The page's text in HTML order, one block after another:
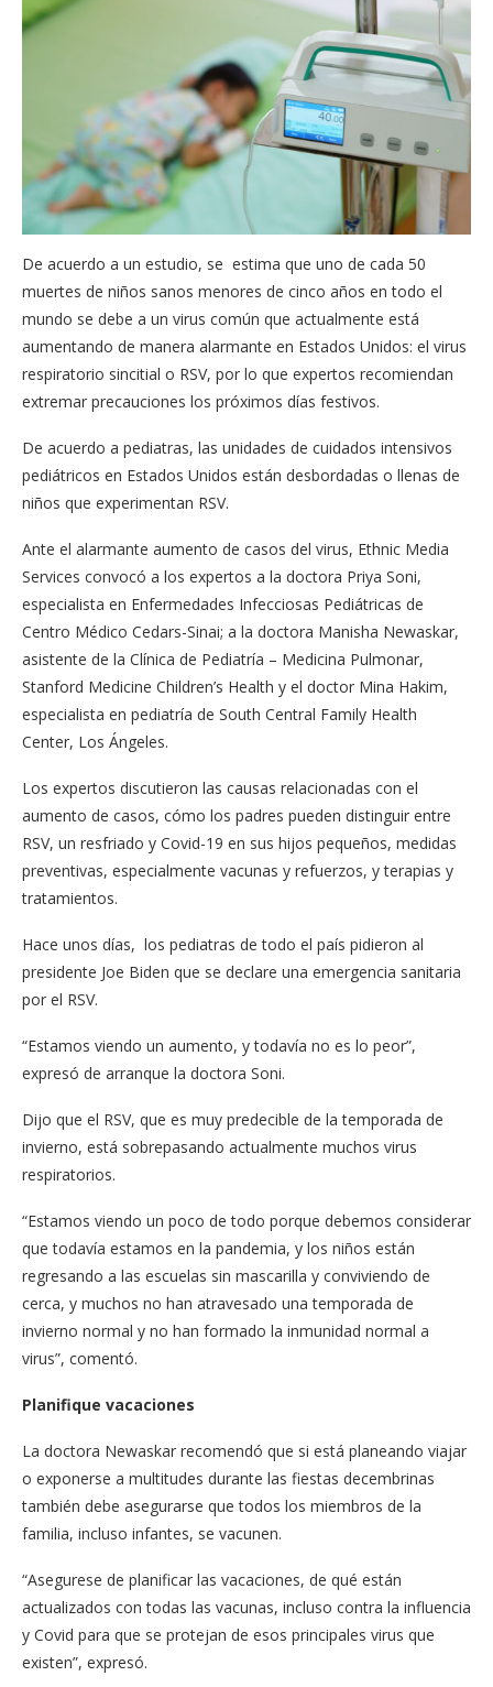
De acuerdo a un estudio, se estima que uno de cada 50
muertes de niños sanos menores de cinco años en todo el
mundo se debe a un virus común que actualmente está
aumentando de manera alarmante en Estados Unidos: el virus
respiratorio sincitial o RSV, por lo que expertos recomiendan
extremar precauciones los próximos días festivos.
De acuerdo a pediatras, las unidades de cuidados intensivos
pediátricos en Estados Unidos están desbordadas o llenas de
niños que experimentan RSV.
Ante el alarmante aumento de casos del virus, Ethnic Media
Services convocó a los expertos a la doctora Priya Soni,
especialista en Enfermedades Infecciosas Pediátricas de
Centro Médico Cedars-Sinai; a la doctora Manisha Newaskar,
asistente de la Clínica de Pediatría – Medicina Pulmonar,
Stanford Medicine Children’s Health y el doctor Mina Hakim,
especialista en pediatría de South Central Family Health
Center, Los Ángeles.
Los expertos discutieron las causas relacionadas con el
aumento de casos, cómo los padres pueden distinguir entre
RSV, un resfriado y Covid-19 en sus hijos pequeños, medidas
preventivas, especialmente vacunas y refuerzos, y terapias y
tratamientos.
Hace unos días, los pediatras de todo el país pidieron al
presidente Joe Biden que se declare una emergencia sanitaria
por el RSV.
“Estamos viendo un aumento, y todavía no es lo peor”,
expresó de arranque la doctora Soni.
Dijo que el RSV, que es muy predecible de la temporada de
invierno, está sobrepasando actualmente muchos virus
respiratorios.
“Estamos viendo un poco de todo porque debemos considerar
que todavía estamos en la pandemia, y los niños están
regresando a las escuelas sin mascarilla y conviviendo de
cerca, y muchos no han atravesado una temporada de
invierno normal y no han formado la inmunidad normal a
virus”, comentó.
Planifique vacaciones
La doctora Newaskar recomendó que si está planeando viajar
o exponerse a multitudes durante las fiestas decembrinas
también debe asegurarse que todos los miembros de la
familia, incluso infantes, se vacunen.
“Asegurese de planificar las vacaciones, de qué están
actualizados con todas las vacunas, incluso contra la influencia
y Covid para que se protejan de esos principales virus que
existen”, expresó.